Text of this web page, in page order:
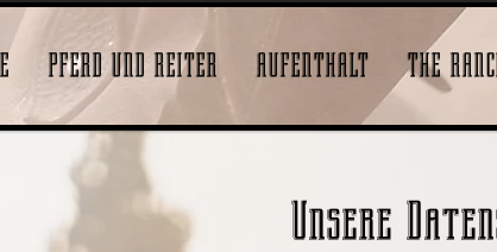
PFERD UND REITER AUFENTHALT THE
Unsere